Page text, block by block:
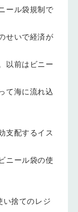
ール袋規制で
せいで経済が
以前はビニー
て海に流れ込
支配するイス
ニール袋の使
い捨てのレジ